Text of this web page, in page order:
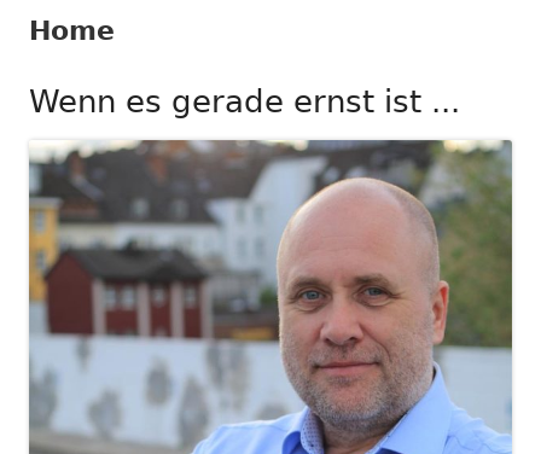
Home
Wenn es gerade ernst ist ...